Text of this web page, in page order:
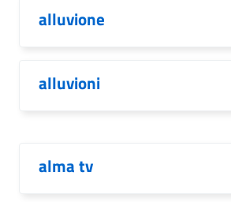
alluvione
alluvioni
alma tv